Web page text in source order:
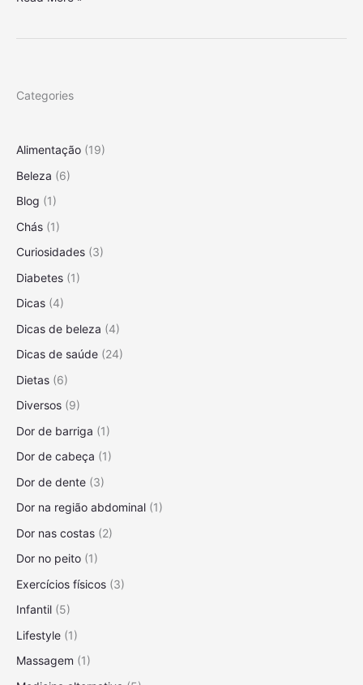
d
d
D
t
s
m
n
t
s
S
n
s
í
e
i
d
i
g
n
i
a
ç
o
P
r
a
M
n
t
r
o
o
r
r
s
o
Categories
Alimentação (19)
Beleza (6)
Blog (1)
Chás (1)
Curiosidades (3)
Diabetes (1)
Dicas (4)
Dicas de beleza (4)
Dicas de saúde (24)
Dietas (6)
Diversos (9)
Dor de barriga (1)
Dor de cabeça (1)
Dor de dente (3)
Dor na região abdominal (1)
Dor nas costas (2)
Dor no peito (1)
Exercícios físicos (3)
Infantil (5)
Lifestyle (1)
Massagem (1)